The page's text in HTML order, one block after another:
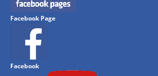
Facebook Page
Facebook